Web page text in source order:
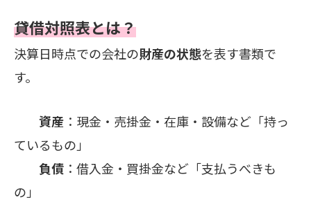
貸借対照表とは？
決算日時点での会社の財産の状態を表す書類で
す。
資産 ：現金・売掛金・在庫・設備など「持っ
ているもの」
負債 ：借入金・買掛金など「支払うべきも
の」